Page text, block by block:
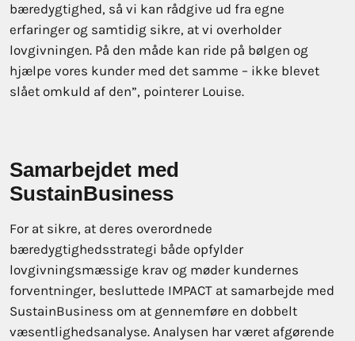
bæredygtighed, så vi kan rådgive ud fra egne
erfaringer og samtidig sikre, at vi overholder
lovgivningen. På den måde kan ride på bølgen og
hjælpe vores kunder med det samme – ikke blevet
slået omkuld af den”, pointerer Louise.
Samarbejdet med
SustainBusiness
For at sikre, at deres overordnede
bæredygtighedsstrategi både opfylder
lovgivningsmæssige krav og møder kundernes
forventninger, besluttede IMPACT at samarbejde med
SustainBusiness om at gennemføre en dobbelt
væsentlighedsanalyse. Analysen har været afgørende